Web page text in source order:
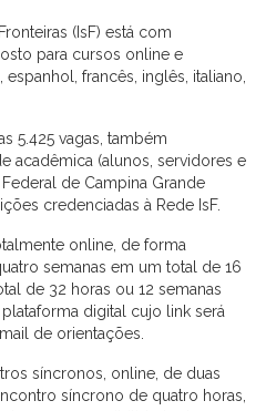
(IsF) está com
para cursos online e
francês, inglês, italiano,
5.425 vagas, também
acadêmica (alunos, servidores e
de Campina Grande
credenciadas à Rede IsF.
online, de forma
semanas em um total de 16
de 32 horas ou 12 semanas
digital cujo link será
de orientações.
síncronos, online, de duas
síncrono de quatro horas,